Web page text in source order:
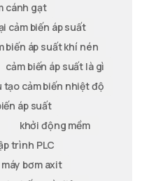
cánh gạt
cảm biến áp suất
biến áp suất khí nén
cảm biến áp suất là gì
tạo cảm biến nhiệt độ
áp suất
khởi động mềm
trình PLC
máy bơm axit